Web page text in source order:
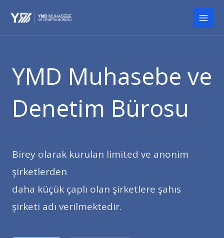
Main
YMD Muhasebe ve
Denetim Bürosu
Birey olarak kurulan limited ve anonim
şirketlerden
daha küçük çaplı olan şirketlere şahıs
şirketi adı verilmektedir.